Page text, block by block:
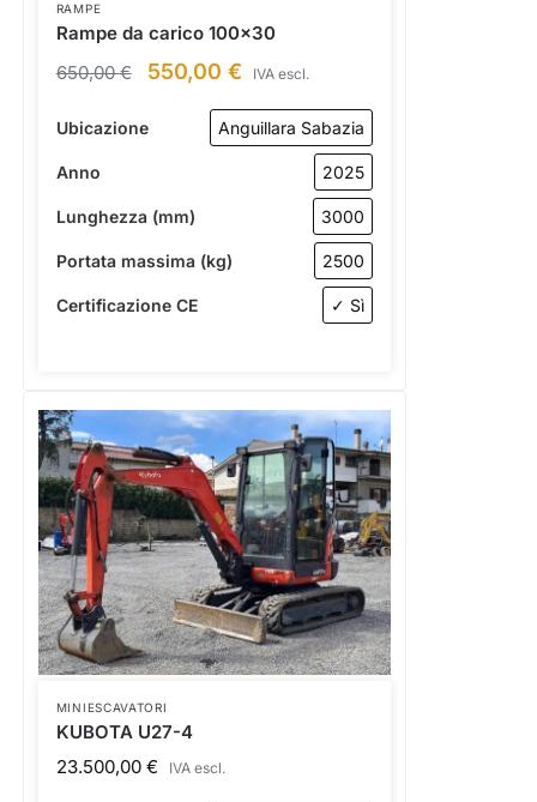
RAMPE
Rampe da carico 100×30
650,00€ 550,00 € IVA escl.
Ubicazione Anguillara Sabazia
Anno 2025
Lunghezza (mm) 3000
Portata massima (kg) 2500
Certificazione CE ✓ Sì
MINIESCAVATORI
KUBOTA U27-4
23.500,00 € IVA escl.